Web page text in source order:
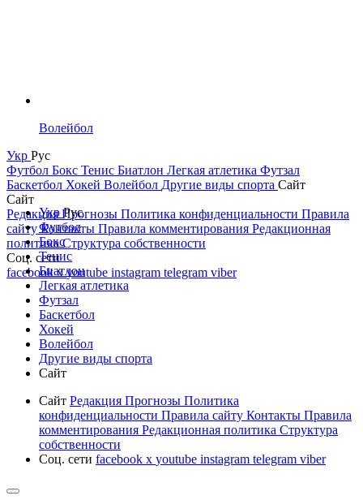
Волейбол
Укр Рус
Футбол Бокс Тенис Биатлон Легкая атлетика Футзал
Баскетбол Хокей Волейбол Другие виды спорта Сайт
Сайт
РедакцияПрогнозы Политика конфиденциальности Правила
сайтуКонтакты Правила комментирования Редакционная
политикаСтруктура собственности
Соц. сети
facebookxyoutube instagram telegram viber
УкрРус
Футбол
Бокс
Тенис
Биатлон
Легкая атлетика
Футзал
Баскетбол
Хокей
Волейбол
Другие виды спорта
Сайт
Сайт Редакция Прогнозы Политика
конфиденциальности Правила сайту Контакты Правила
комментирования Редакционная политика Структура
собственности
Соц. сети facebook x youtube instagram telegram viber